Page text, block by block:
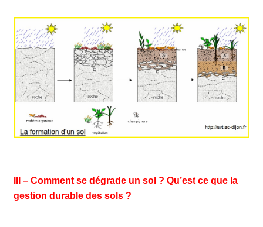
III – Comment se dégrade un sol ? Qu’est ce que la
gestion durable des sols ?